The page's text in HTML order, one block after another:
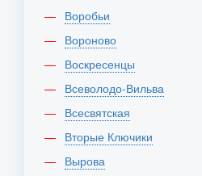
Воробьи
Вороново
Воскресенцы
Всеволодо-Вильва
Всесвятская
Вторые Ключики
Вырова